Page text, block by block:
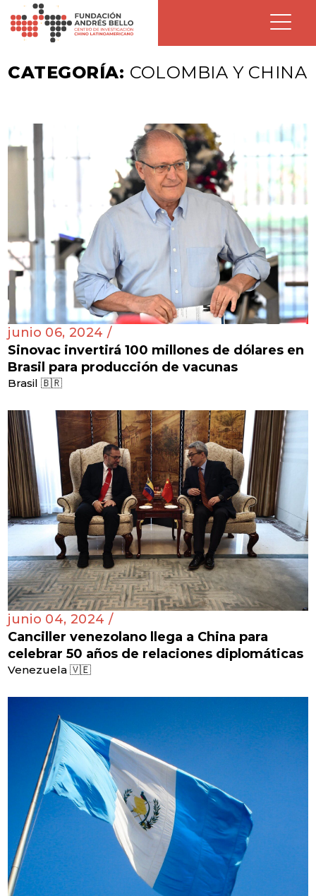
CATEGORÍA: COLOMBIA Y CHINA
junio 06, 2024 /
Sinovac invertirá 100 millones de dólares en
Brasil para producción de vacunas
Brasil 🇧🇷
junio 04, 2024 /
Canciller venezolano llega a China para
celebrar 50 años de relaciones diplomáticas
Venezuela 🇻🇪